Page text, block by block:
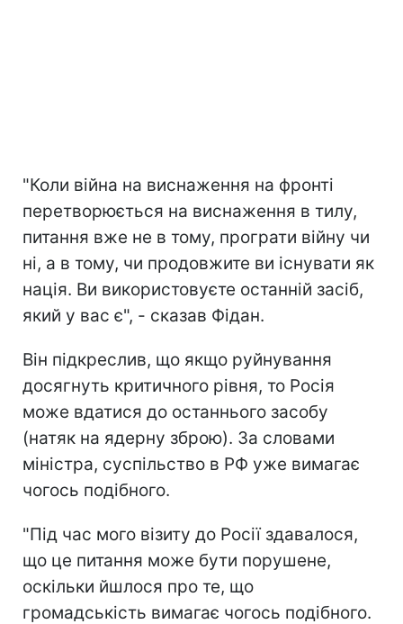
"Коли війна на виснаження на фронті
перетворюється на виснаження в тилу,
питання вже не в тому, програти війну чи
ні, а в тому, чи продовжите ви існувати як
нація. Ви використовуєте останній засіб,
який у вас є", - сказав Фідан.
Він підкреслив, що якщо руйнування
досягнуть критичного рівня, то Росія
може вдатися до останнього засобу
(натяк на ядерну зброю). За словами
міністра, суспільство в РФ уже вимагає
чогось подібного.
"Під час мого візиту до Росії здавалося,
що це питання може бути порушене,
оскільки йшлося про те, що
громадськість вимагає чогось подібного.